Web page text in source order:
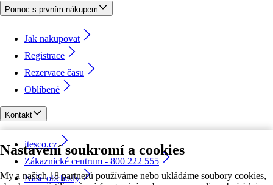
Nastavení soukromí a cookies
My a našich 18 partnerů používáme nebo ukládáme soubory cookies,
Pomoc s prvním nákupem
Jak nakupovat
Registrace
Rezervace času
Oblíbené
Kontakt
itesco.cz
Zákaznické centrum - 800 222 555
Naše obchody